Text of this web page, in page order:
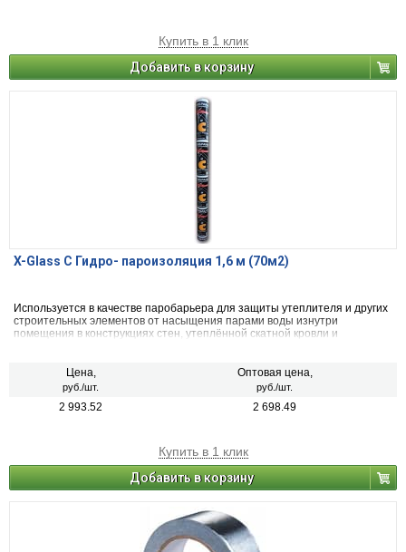
Купить в 1 клик
Добавить в корзину
X-Glass С Гидро- пароизоляция 1,6 м (70м2)
Используется в качестве паробарьера для защиты утеплителя и других
строительных элементов от насыщения парами воды изнутри
помещения в конструкциях стен, утеплённой скатной кровли и
Цена,
руб./шт.
Оптовая цена,
руб./шт.
2 993.52 2 698.49
Купить в 1 клик
Добавить в корзину